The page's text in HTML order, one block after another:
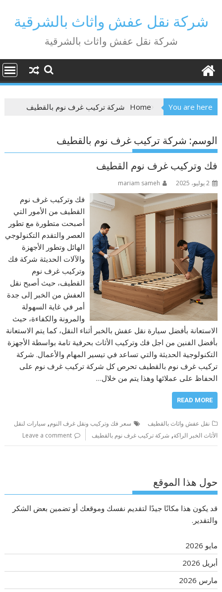
contentشركة نقل عفش واثاث بالشرقية
شركة نقل عفش واثاث بالشرقية
You are here
Home شركة تركيب غرف نوم بالقطيف
الوسم: شركة تركيب غرف نوم بالقطيف
فك وتركيب غرف نوم القطيف
2 يوليو، 2025 mariam sameh
فك وتركيب غرف نوم
القطيف من الأمور التي
أصبحت متطورة مع تطور
العصر والتقدم التكنولوجي
الهائل وتطور الأجهزة
والآلات الحديثة شركة فك
وتركيب غرف نوم
القطيف، حيث أصبح نقل
العفش من الخبر إلى جدة
أمر في غاية السهولة
والمرونة والكفاءة، حيث
الاستعانة بأفضل سيارة نقل عفش بالخبر أثناء النقل، كما يتم الاستعانة
بأفضل الفنين من اجل فك وتركيب الأثاث بحرفية تامة بواسطة الأجهزة
التكنولوجية الحديثة والتي تساعد في تيسير المهام والأعمال. شركة
تركيب غرف نوم بالقطيف تحرص كل شركة تركيب غرف نوم على
الحفاظ على عملائها وهذا يتم من خلال…
READ MORE
نقل عفش واثاث بالقطيف سعر فك وتركيب ونقل غرف النوم, سيارات لنقل
الأثاث الخبر الراكة, شركة تركيب غرف نوم بالقطيف Leave a comment
حول هذا الموقع
قد يكون هذا مكانًا جيدًا لتقديم نفسك وموقعك أو تضمين بعض الشكر
والتقدير.
مايو 2026
أبريل 2026
مارس 2026